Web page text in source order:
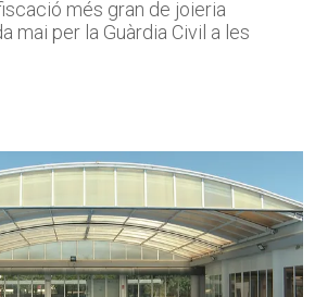
més gran de joieria
mai per la Guàrdia Civil a les